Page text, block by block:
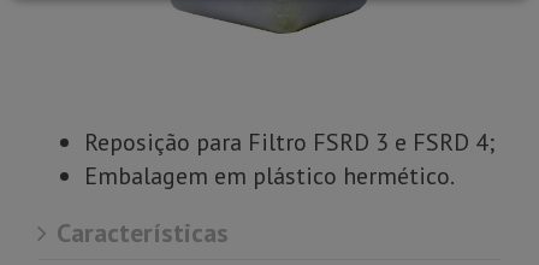
Reposição para Filtro FSRD 3 e FSRD 4;
Embalagem em plástico hermético.
Características